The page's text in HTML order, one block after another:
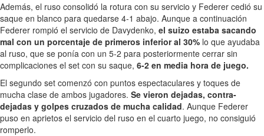
Además, el ruso consolidó la rotura con su servicio y Federer cedió su
saque en blanco para quedarse 4-1 abajo. Aunque a continuación
Federer rompió el servicio de Davydenko, el suizo estaba sacando
mal con un porcentaje de primeros inferior al 30% lo que ayudaba
al ruso, que se ponía con un 5-2 para posteriormente cerrar sin
complicaciones el set con su saque, 6-2 en media hora de juego.
El segundo set comenzó con puntos espectaculares y toques de
mucha clase de ambos jugadores. Se vieron dejadas, contra-
dejadas y golpes cruzados de mucha calidad. Aunque Federer
puso en aprietos el servicio del ruso en el cuarto juego, no consiguió
romperlo.